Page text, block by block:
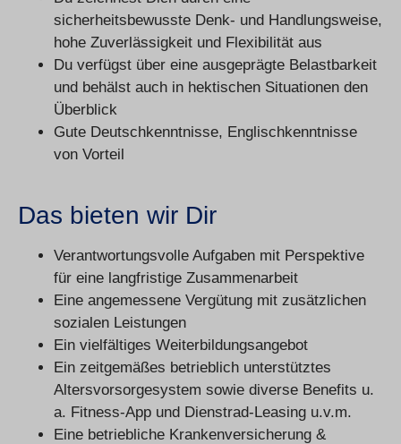
sicherheitsbewusste Denk- und Handlungsweise,
hohe Zuverlässigkeit und Flexibilität aus
Du verfügst über eine ausgeprägte Belastbarkeit
und behälst auch in hektischen Situationen den
Überblick
Gute Deutschkenntnisse, Englischkenntnisse
von Vorteil
Das bieten wir Dir
Verantwortungsvolle Aufgaben mit Perspektive
für eine langfristige Zusammenarbeit
Eine angemessene Vergütung mit zusätzlichen
sozialen Leistungen
Ein vielfältiges Weiterbildungsangebot
Ein zeitgemäßes betrieblich unterstütztes
Altersvorsorgesystem sowie diverse Benefits u.
a. Fitness-App und Dienstrad-Leasing u.v.m.
Eine betriebliche Krankenversicherung &